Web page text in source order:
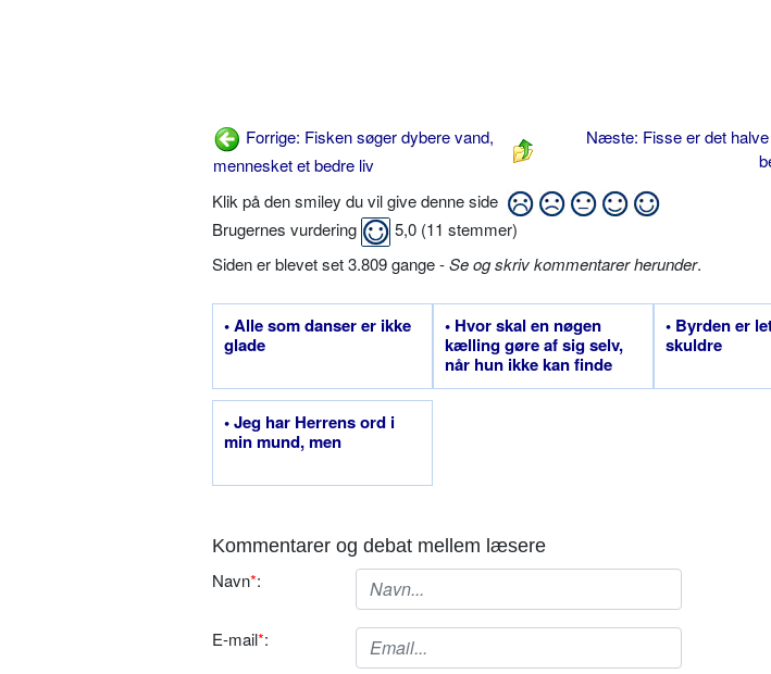
Forrige: Fisken søger dybere vand,
mennesket et bedre liv
Næste: Fisse er det
Klik på den smiley du vil give denne side
Brugernes vurdering
5,0 (11 stemmer)
Siden er blevet set 3.809 gange -Se og skriv kommentarer herunder.
• Alle som danser er ikke
glade
• Hvor skal en nøgen
kælling gøre af sig selv,
når hun ikke kan finde
sengen?
• Byrden er
skuldre
• Jeg har Herrens ord i
min mund, men
Kommentarer og debat mellem læsere
Navn*:
E-mail*: